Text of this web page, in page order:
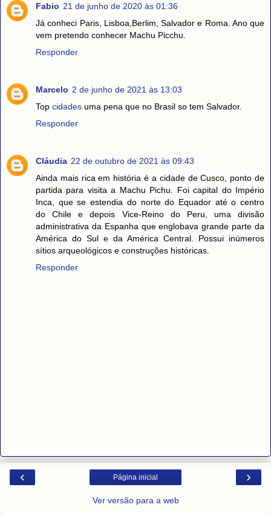
Fabio 21 de junho de 2020 às 01:36
Já conheci Paris, Lisboa,Berlim, Salvador e Roma. Ano que
vem pretendo conhecer Machu Picchu.
Responder
Marcelo 2 de junho de 2021 às 13:03
Top cidades uma pena que no Brasil so tem Salvador.
Responder
Cláudia 22 de outubro de 2021 às 09:43
Ainda mais rica em história é a cidade de Cusco, ponto de
partida para visita a Machu Pichu. Foi capital do Império
Inca, que se estendia do norte do Equador até o centro
do Chile e depois Vice-Reino do Peru, uma divisão
administrativa da Espanha que englobava grande parte da
América do Sul e da América Central. Possui inúmeros
sítios arqueológicos e construções históricas.
Responder
‹ ›
Página inicial
Ver versão para a web